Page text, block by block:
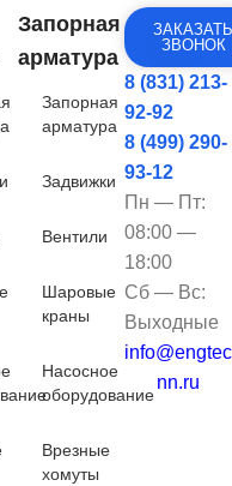
Запорная
арматура
Запорная
арматура
Задвижки
Вентили
Шаровые
краны
Насосное
оборудование
Врезные
хомуты
ЗВОНОК
8 (831) 213-
92-92
8 (499) 290-
93-12
Пн — Пт:
08:00 —
18:00
Сб — Вс:
Выходные
nn.ru